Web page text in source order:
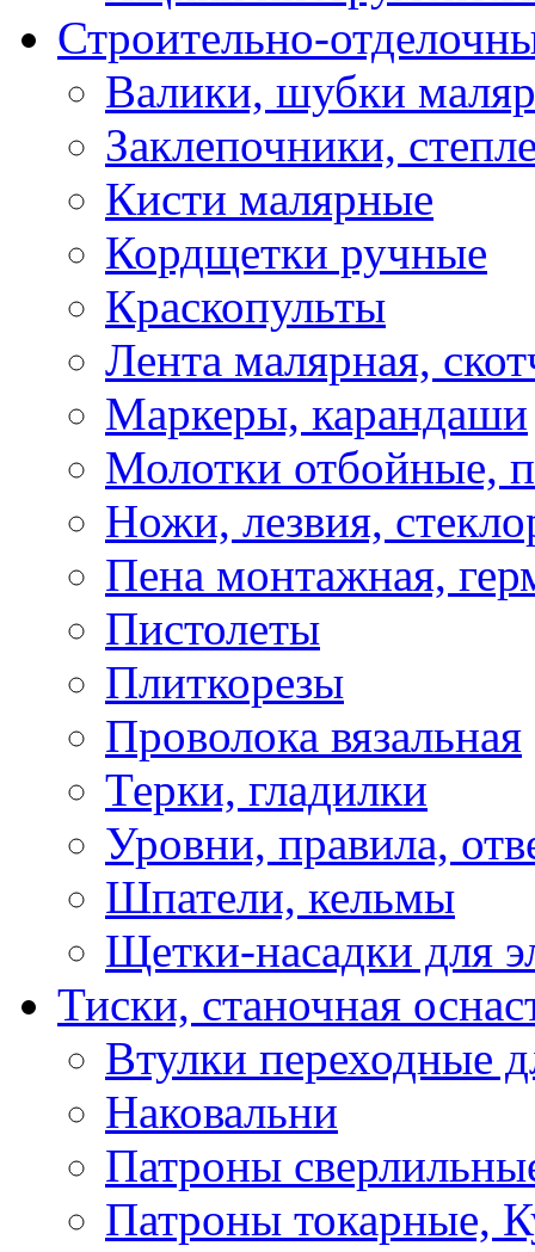
Строительно-
Валики, шубки
Заклепочники,
Кисти малярные
Кордщетки ручные
Краскопульты
Лента малярная,
Маркеры, карандаши
Молотки отбойные,
Ножи, лезвия,
Пена монтажная,
Пистолеты
Плиткорезы
Проволока вязальная
Терки, гладилки
Уровни, правила,
Шпатели, кельмы
Щетки-насадки для
Тиски, станочная
Втулки переходные
Наковальни
Патроны
Патроны токарные,